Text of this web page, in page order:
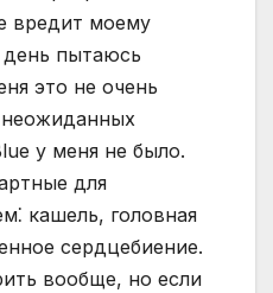
вредит моему
пытаюсь
это не очень
неожиданных
у меня не было.
для
кашель, головная
сердцебиение.
вообще, но если